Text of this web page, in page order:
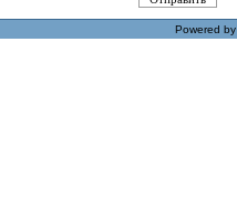
Powered by